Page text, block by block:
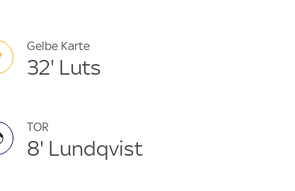
Gelbe Karte
32' Luts
TOR
8' Lundqvist